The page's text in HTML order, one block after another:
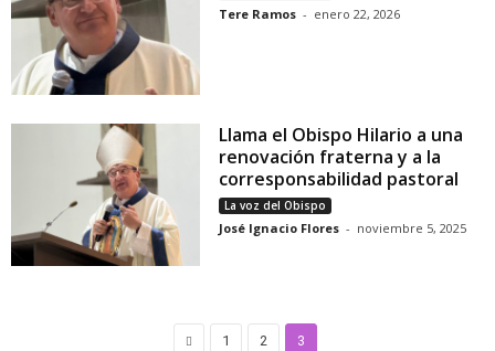
Tere Ramos - enero 22, 2026
Llama el Obispo Hilario a una
renovación fraterna y a la
corresponsabilidad pastoral
La voz del Obispo
José Ignacio Flores - noviembre 5, 2025
1 2 3